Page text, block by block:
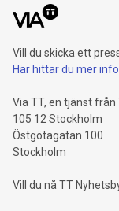
Vill du skicka ett
Här hittar du mer
Via TT, en tjänst
105 12 Stockholm
Östgötagatan 100
Stockholm
Vill du nå TT